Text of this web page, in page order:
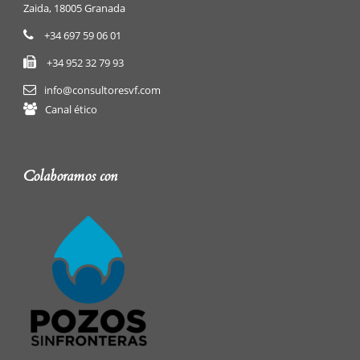
Zaida, 18005 Granada
+34 697 59 06 01
+34 952 32 79 93
info@consultoresvf.com
Canal ético
Colaboramos con